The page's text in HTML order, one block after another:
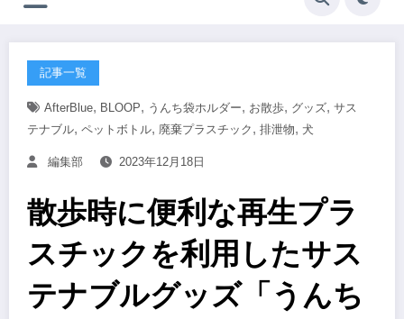
記事一覧
AfterBlue, BLOOP, うんち袋ホルダー, お散歩, グッズ, サス
テナブル, ペットボトル, 廃棄プラスチック , 排泄物, 犬
編集部 2023年12月18日
散歩時に便利な再生プラ
スチックを利用したサス
テナブルグッズ「うんち